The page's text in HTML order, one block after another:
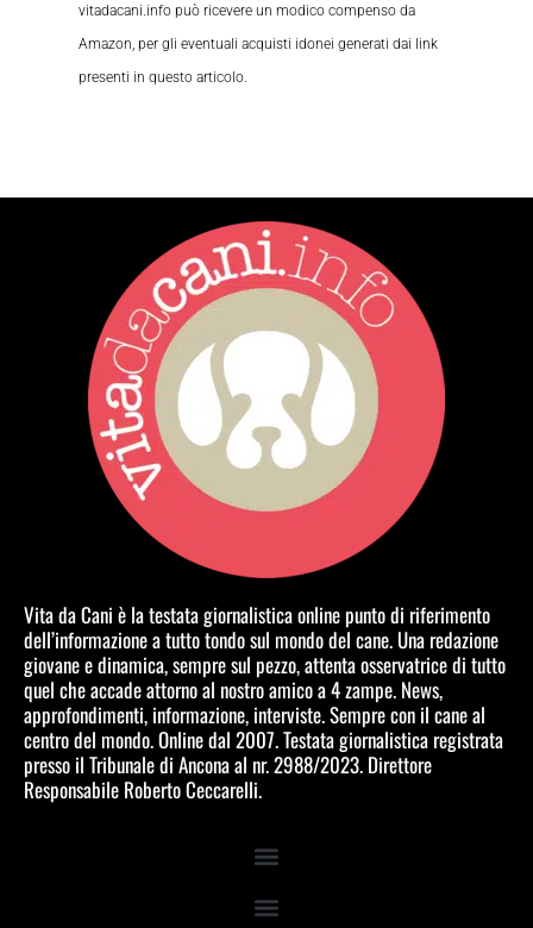
vitadacani.info può ricevere un modico compenso da
Amazon, per gli eventuali acquisti idonei generati dai link
presenti in questo articolo.
Vita da Cani è la testata giornalistica online punto di riferimento
dell’informazione a tutto tondo sul mondo del cane. Una redazione
giovane e dinamica, sempre sul pezzo, attenta osservatrice di tutto
quel che accade attorno al nostro amico a 4 zampe. News,
approfondimenti, informazione, interviste. Sempre con il cane al
centro del mondo. Online dal 2007. Testata giornalistica registrata
presso il Tribunale di Ancona al nr. 2988/2023. Direttore
Responsabile Roberto Ceccarelli.